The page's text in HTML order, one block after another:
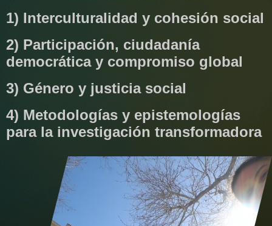
1) Interculturalidad y cohesión social
2) Participación, ciudadanía
democrática y compromiso global
3) Género y justicia social
4) Metodologías y epistemologías
para la investigación transformadora